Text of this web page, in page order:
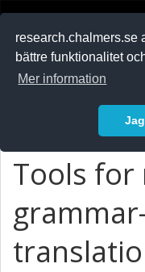
research.chalmers.se
bättre funktionalitet
Mer information
Tools for